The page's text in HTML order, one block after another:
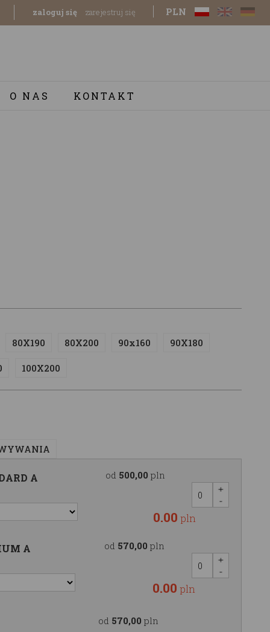
zaloguj się zarejestruj się PLN
O NAS KONTAKT
80X190 80X200 90x160 90X180
100X200
A od 500,00 pln
0.00 pln
A od 570,00 pln
0.00 pln
od 570,00 pln